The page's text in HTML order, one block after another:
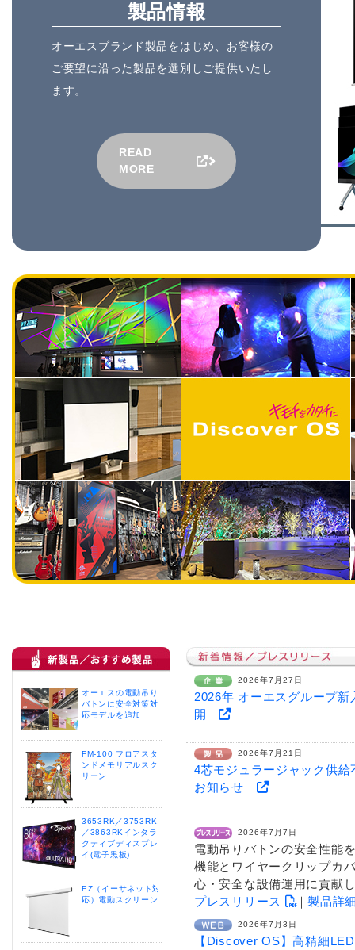
製品情報
オーエスブランド製品をはじめ、お客様の
ご要望に沿った製品を選別しご提供いたし
ます。
READ
MORE
オーエスの電動吊り
バトンに安全対策対
応モデルを追加
FM-100 フロアスタ
ンドメモリアルスク
リーン
3653RK／3753RK
／3863RKインタラ
クティブディスプレ
イ(電子黒板)
EZ（イーサネット対
応）電動スクリーン
2026年7月27日
2026年 オーエスグループ
開
2026年7月21日
4芯モジュラージャック供
お知らせ
2026年7月7日
電動吊りバトンの安全性能
機能とワイヤークリップカ
心・安全な設備運用に貢献
プレスリリース
｜製品詳
2026年7月3日
【Discover OS】高精細